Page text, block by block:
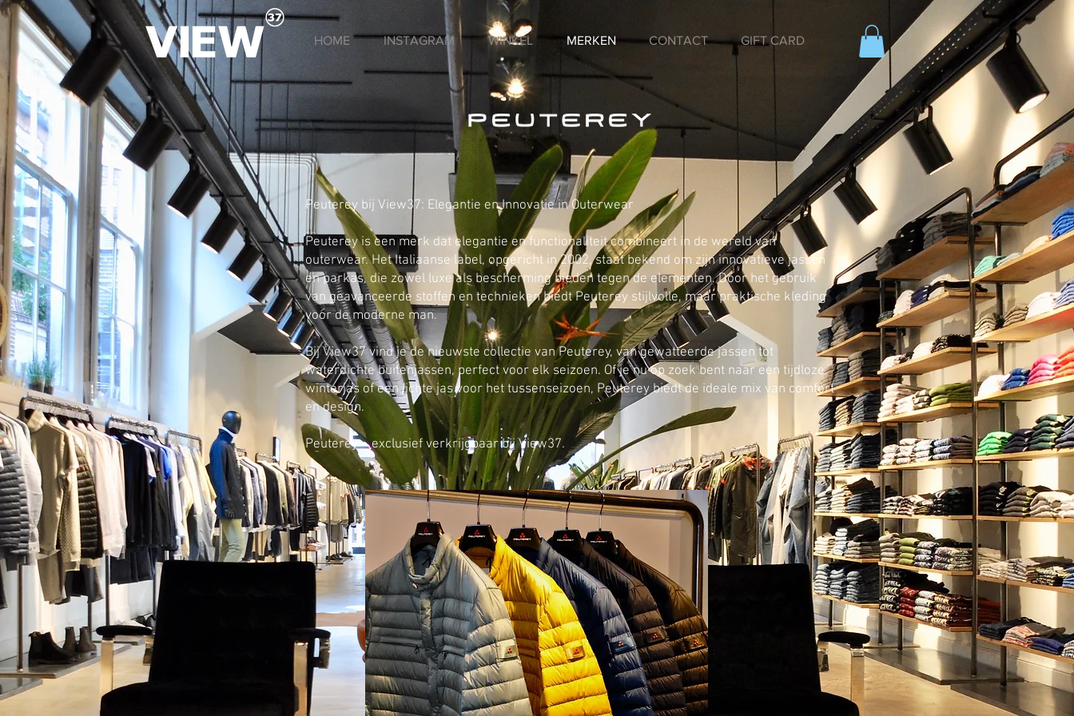
HOME INSTAGRAM WINKEL MERKEN CONTACT GIFT CARD
Peuterey bij View37: Elegantie en Innovatie in Outerwear
Peuterey is een merk dat elegantie en functionaliteit combineert in de wereld van
outerwear. Het Italiaanse label, opgericht in 2002, staat bekend om zijn innovatieve jassen
en parkas, die zowel luxe als bescherming bieden tegen de elementen. Door het gebruik
van geavanceerde stoffen en technieken biedt Peuterey stijlvolle, maar praktische kleding
voor de moderne man.
Bij View37 vind je de nieuwste collectie van Peuterey, van gewatteerde jassen tot
waterdichte buitenjassen, perfect voor elk seizoen. Of je nu op zoek bent naar een tijdloze
winterjas of een lichte jas voor het tussenseizoen, Peuterey biedt de ideale mix van comfort
en design.
Peuterey – exclusief verkrijgbaar bij View37.